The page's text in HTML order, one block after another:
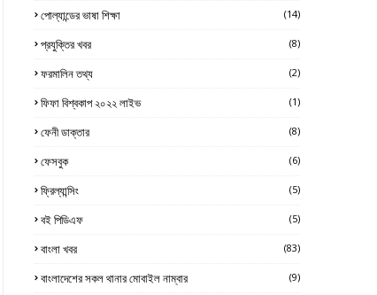
পোল্যান্ডের ভাষা শিক্ষা (14)
প্রযুক্তির খবর (8)
ফরমালিন তথ্য (2)
ফিফা বিশ্বকাপ ২০২২ লাইভ (1)
ফেনী ডাক্তার (8)
ফেসবুক (6)
ফ্রিল্যান্সিং (5)
বই পিডিএফ (5)
বাংলা খবর (83)
বাংলাদেশের সকল থানার মোবাইল নাম্বার (9)